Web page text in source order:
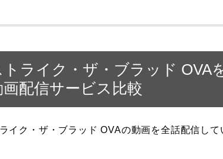
トライク・ザ・ブラッド OVA
画配信サービス比較
イク・ザ・ブラッド OVAの動画を全話配信し